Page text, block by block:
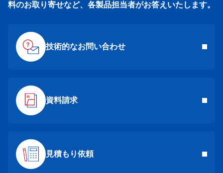
料のお取り寄せなど、各製品担当者がお答えいたします。
技術的なお問い合わせ
資料請求
見積もり依頼